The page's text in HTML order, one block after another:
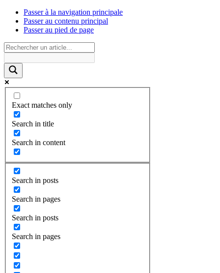
Passer à la navigation principale
Passer au contenu principal
Passer au pied de page
Exact matches only
Search in title
Search in content
Search in posts
Search in pages
Search in posts
Search in pages